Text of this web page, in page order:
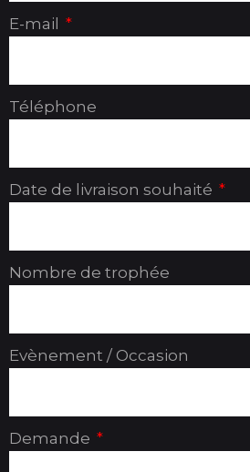
E-mail
Téléphone
Date de livraison souhaité
Nombre de trophée
Evènement / Occasion
Demande